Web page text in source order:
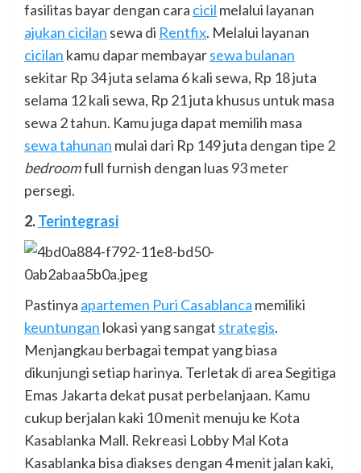
fasilitas bayar dengan cara cicil melalui layanan
ajukan cicilan sewa di Rentfix. Melalui layanan
cicilan kamu dapar membayarsewa bulanan
sekitar Rp 34 juta selama 6 kali sewa, Rp 18 juta
selama 12 kali sewa, Rp 21 juta khusus untuk masa
sewa 2 tahun. Kamu juga dapat memilih masa
sewa tahunan mulai dari Rp 149 juta dengan tipe 2
bedroomfull furnish dengan luas 93 meter
persegi.
2.Terintegrasi
Pastinya apartemen Puri Casablanca memiliki
keuntungan lokasi yang sangat strategis.
Menjangkau berbagai tempat yang biasa
dikunjungi setiap harinya. Terletak di area Segitiga
Emas Jakarta dekat pusat perbelanjaan. Kamu
cukup berjalan kaki 10 menit menuju ke Kota
Kasablanka Mall. Rekreasi Lobby Mal Kota
Kasablanka bisa diakses dengan 4 menit jalan kaki,